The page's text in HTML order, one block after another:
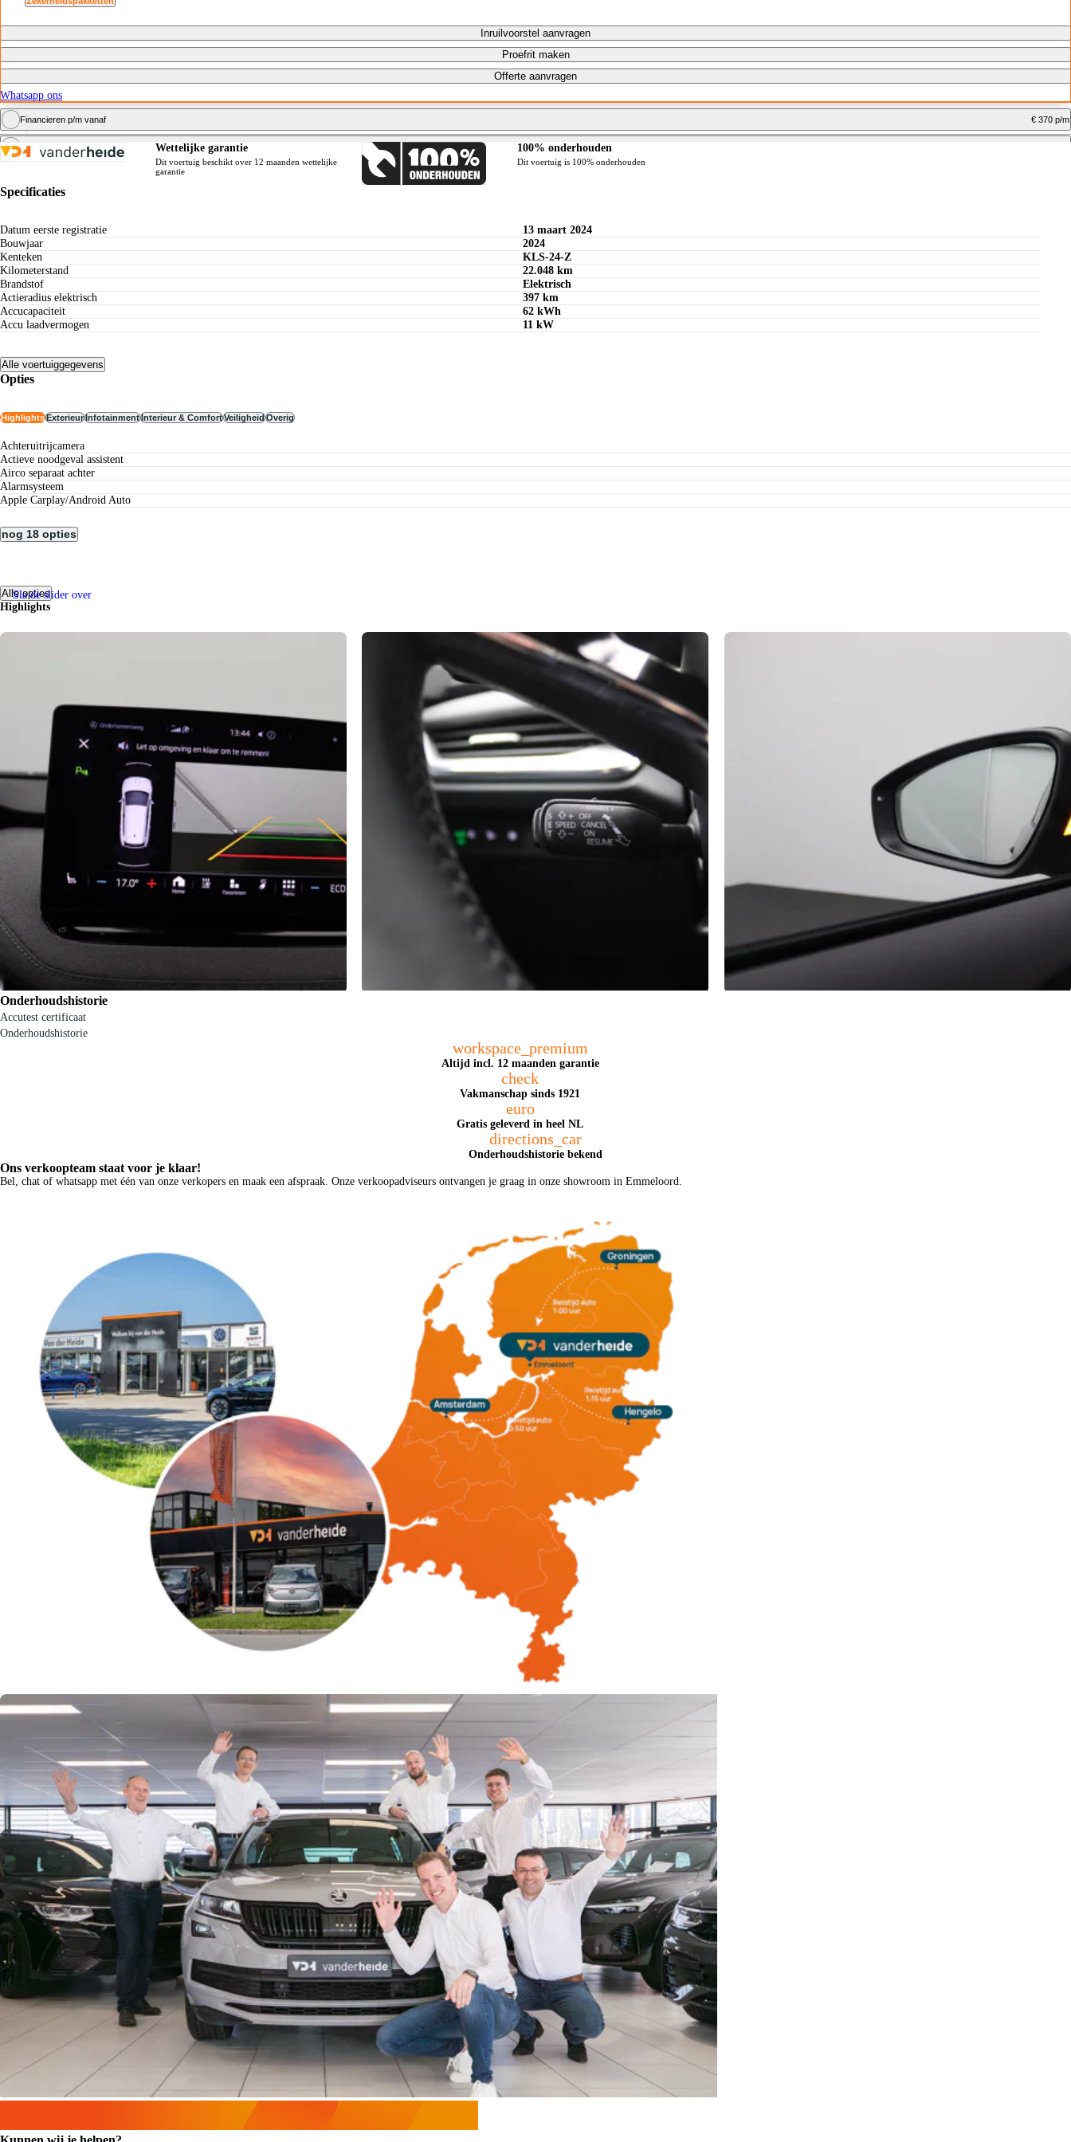
Inruilvoorstel aanvragen
Proefrit maken
Offerte aanvragen
Whatsapp ons
Financieren p/m vanaf € 370 p/m
Bereken maandbedrag
Zakelijk financieren vanaf
Bereken maandbedrag
Wettelijke garantie
Dit voertuig beschikt over 12 maanden wettelijke
garantie
100% onderhouden
Dit voertuig is 100% onderhouden
Specificaties
Datum eerste registratie
13 maart 2024
Bouwjaar
2024
Kenteken
KLS-24-Z
Kilometerstand
22.048 km
Brandstof
Elektrisch
Actieradius elektrisch
397 km
Accucapaciteit
62 kWh
Accu laadvermogen
11 kW
Alle voertuiggegevens
Opties
HighlightsExterieurInfotainmentInterieur & ComfortVeiligheidOverig
achteruitrijcamera
actieve noodgeval assistent
airco separaat achter
alarmsysteem
Apple Carplay/Android Auto
nog 18 opties
Alle opties
Highlights
Sla de slider over
cruise control adaptief met Stop&Go
Onderhoudshistorie
Accutest certificaat
Onderhoudshistorie
workspace_premium
Altijd incl. 12 maanden garantie
check
Vakmanschap sinds 1921
euro
Gratis geleverd in heel NL
directions_car
Onderhoudshistorie bekend
Ons verkoopteam staat voor je klaar!
Bel, chat of whatsapp met één van onze verkopers en maak een afspraak. Onze verkoopadviseurs ontvangen je graag in onze showroom in Emmeloord.